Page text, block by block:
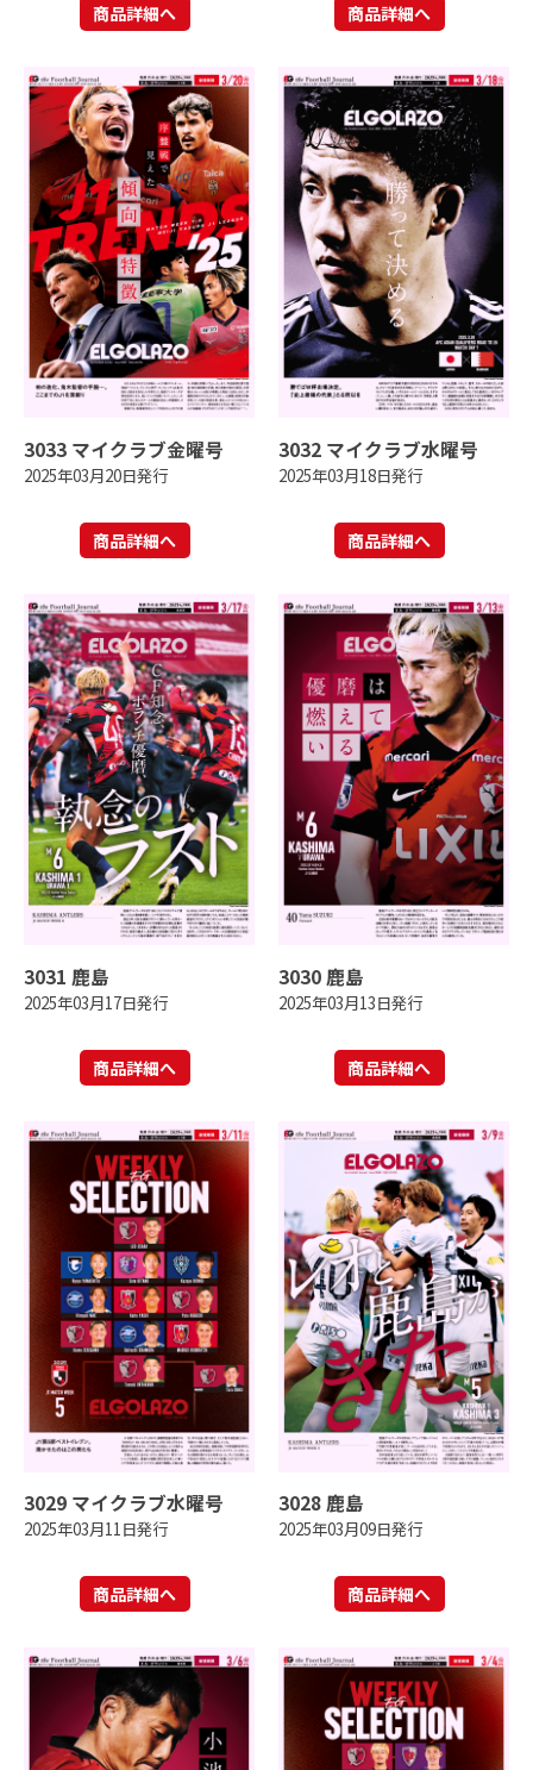
商品詳細へ 商品詳細へ
3033 マイクラブ金曜号
2025年03月20日発行
商品詳細へ
3032 マイクラブ水曜号
2025年03月18日発行
商品詳細へ
3031 鹿島
2025年03月17日発行
商品詳細へ
3030 鹿島
2025年03月13日発行
商品詳細へ
3029 マイクラブ水曜号
2025年03月11日発行
商品詳細へ
3028 鹿島
2025年03月09日発行
商品詳細へ